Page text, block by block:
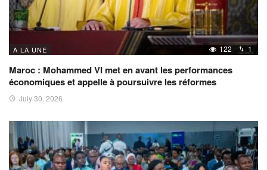
A LA UNE 122 1
Maroc : Mohammed VI met en avant les performances
économiques et appelle à poursuivre les réformes
July 30, 2026